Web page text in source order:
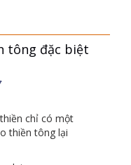
tông 09-06-
được áp
trí tuệ hơn